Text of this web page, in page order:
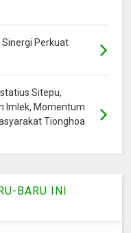
Sinergi Perkuat
Sitepu,
Imlek, Momentum
Tionghoa
BARU INI